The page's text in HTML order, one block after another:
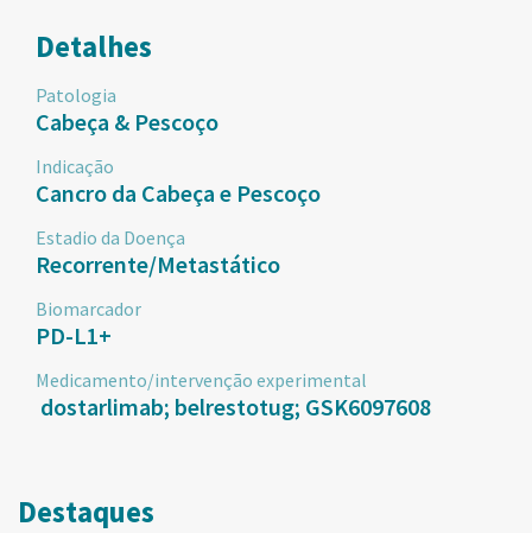
Detalhes
Patologia
Cabeça & Pescoço
Indicação
Cancro da Cabeça e Pescoço
Estadio da Doença
Recorrente/Metastático
Biomarcador
PD-L1+
Medicamento/intervenção experimental
dostarlimab; belrestotug; GSK6097608
Destaques